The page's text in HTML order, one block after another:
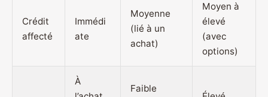
Crédit
affecté
Immédi
ate
Moyenne
(lié à un
achat)
Moyen à
élevé
(avec
options)
À
Faible